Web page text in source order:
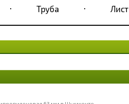
Труба Лист